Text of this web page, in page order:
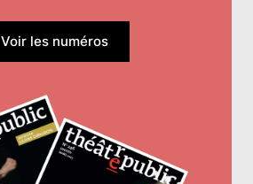
Voir les numéros